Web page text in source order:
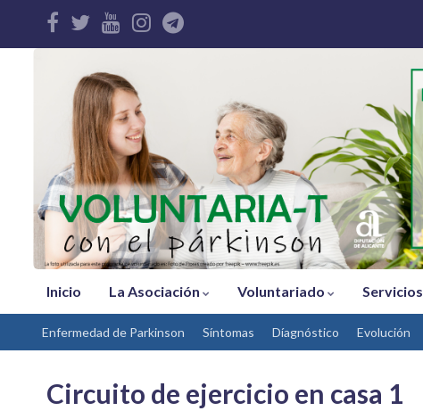
Inicio La Asociación Voluntariado Servicios
Enfermedad de Parkinson Síntomas Díagnóstico Evolución
Circuito de ejercicio en casa 1